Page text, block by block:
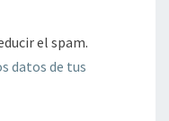
el spam.
datos de tus